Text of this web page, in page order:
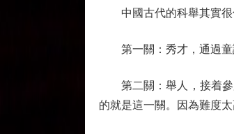
中國古代的科舉其實很
第一關：秀才，通過童
第二關：舉人，接着參
的就是這一關。因為難度